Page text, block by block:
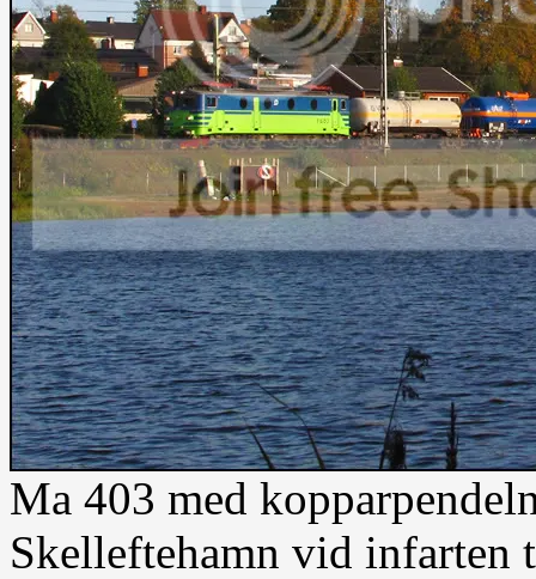
Ma 403 med
Skelleftehamn vid infarten